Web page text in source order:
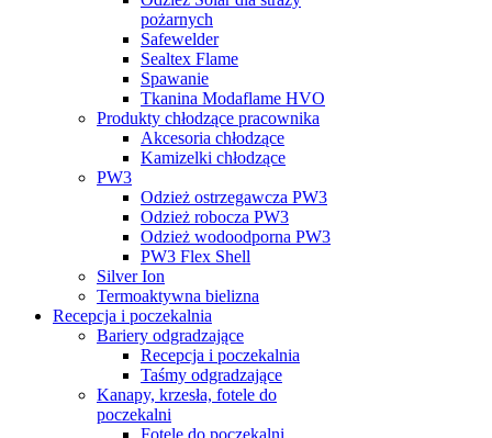
pożarnych
Safewelder
Sealtex Flame
Spawanie
Tkanina Modaflame HVO
Produkty chłodzące pracownika
Akcesoria chłodzące
Kamizelki chłodzące
PW3
Odzież ostrzegawcza PW3
Odzież robocza PW3
Odzież wodoodporna PW3
PW3 Flex Shell
Silver Ion
Termoaktywna bielizna
Recepcja i poczekalnia
Bariery odgradzające
Recepcja i poczekalnia
Taśmy odgradzające
Kanapy, krzesła, fotele do
poczekalni
Fotele do poczekalni